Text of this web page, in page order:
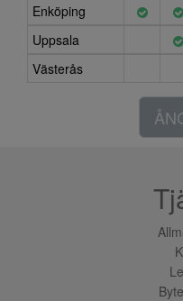
Enköping
Uppsala
Västerås